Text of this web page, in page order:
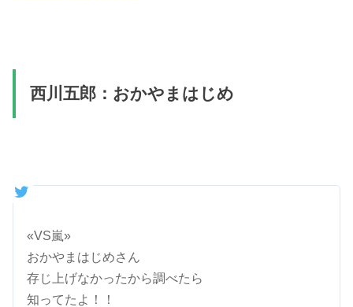
西川五郎：おかやまはじめ
«VS嵐»
おかやまはじめさん
存じ上げなかったから調べたら
知ってたよ！！